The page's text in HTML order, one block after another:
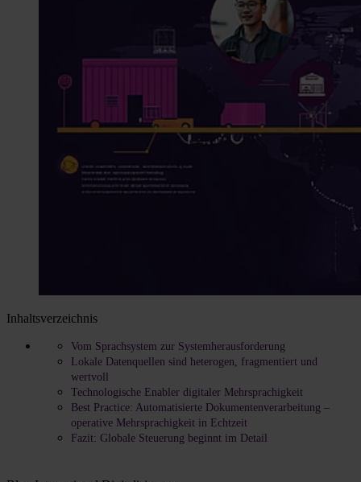
Inhaltsverzeichnis
Vom Sprachsystem zur Systemherausforderung
Lokale Datenquellen sind heterogen, fragmentiert und
wertvoll
Technologische Enabler digitaler Mehrsprachigkeit
Best Practice: Automatisierte Dokumentenverarbeitung –
operative Mehrsprachigkeit in Echtzeit
Fazit: Globale Steuerung beginnt im Detail